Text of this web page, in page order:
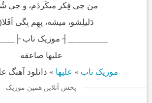
من چی فِکر میکَردَم، و چی
دَلیلِشو، میشه، بِهِم بِگی
_________┤ موزیک ناب
علیها صاعقه
موزیک ناب » علیها » دانلود آهنگ
پخش آنلاین همین موزیک